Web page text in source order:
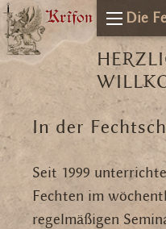
Die
In der
Seit 1999
Fechten im
regelmäßigen